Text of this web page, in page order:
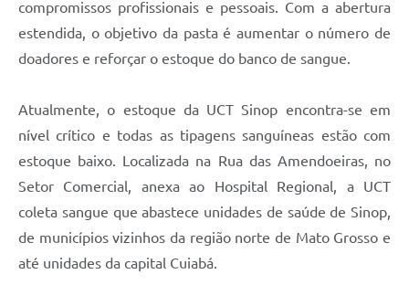
compromissos profissionais e pessoais. Com a abertura
estendida, o objetivo da pasta é aumentar o número de
doadores e reforçar o estoque do banco de sangue.
Atualmente, o estoque da UCT Sinop encontra-se em
nível crítico e todas as tipagens sanguíneas estão com
estoque baixo. Localizada na Rua das Amendoeiras, no
Setor Comercial, anexa ao Hospital Regional, a UCT
coleta sangue que abastece unidades de saúde de Sinop,
de municípios vizinhos da região norte de Mato Grosso e
até unidades da capital Cuiabá.